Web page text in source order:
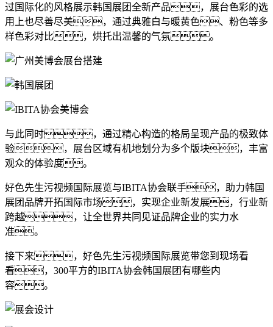
过国际化的风格展示韩国展团全新产品，展台色彩的选
用上也尽善尽美，通过典雅白与暖黄色、粉色等多
样色彩对比，烘托出温馨的气氛。
与此同时，通过精心构造的格局呈现产品的极致体
验，展台区域有机地划分为多个版块，丰富
观众的体验度。
好色先生污视频国际展览与IBITA协会联手，助力韩国
展团品牌开拓国际市场，实现企业新发展，行业新
跨越，让全世界共同见证品牌企业的实力水
准。
接下来，好色先生污视频国际展览带您到现场看
看，300平方的IBITA协会韩国展团有哪些内
容。